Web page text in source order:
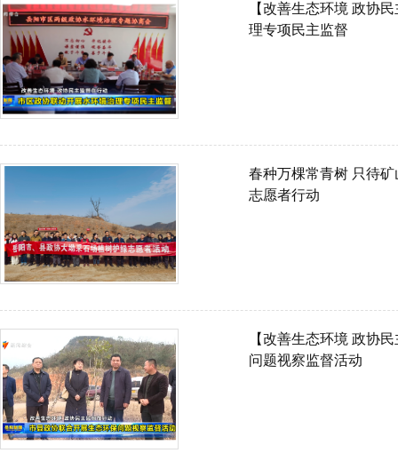
【改善生态环境 政协
理专项民主监督
春种万棵常青树 只待
志愿者行动
【改善生态环境 政协
问题视察监督活动